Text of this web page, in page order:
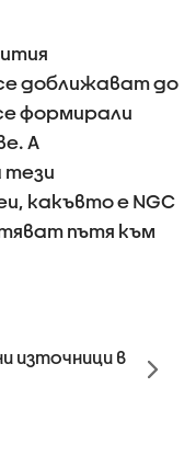
доближават до
формирали
А
тези
какъвто е NGC
пътя към
източници в